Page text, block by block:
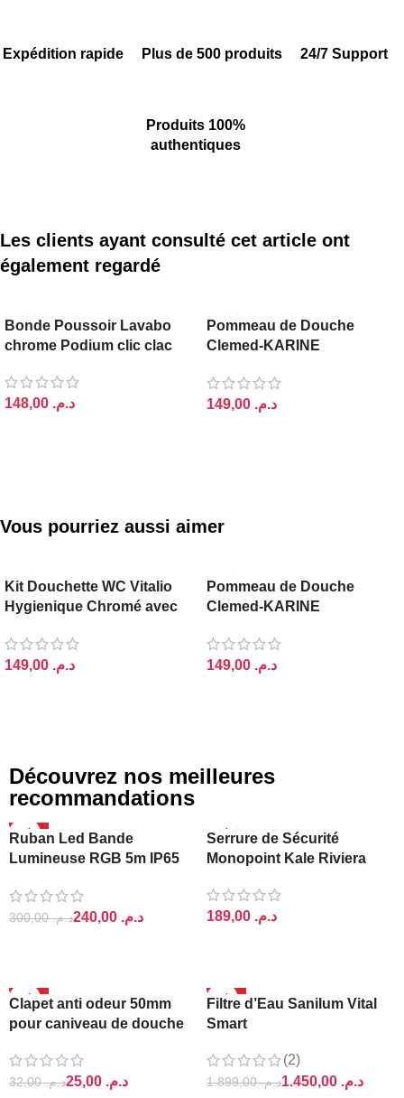
Expédition rapide Plus de 500 produits 24/7 Support
Produits 100%
authentiques
Les clients ayant consulté cet article ont
également regardé
PODIUM
Bonde Poussoir Lavabo
chrome Podium clic clac
د.م.
Pommeau de Douche
Clemed-KARINE
Rond Gris (Douchette)
د.م.
Vous pourriez aussi aimer
Kit Douchette WC Vitalio
Hygienique Chromé avec
د.م.
Pommeau de Douche
Clemed-KARINE
Rond Douchette
د.م.
Découvrez nos meilleures
recommandations
-20%
Ruban Led Bande
Lumineuse RGB 5m IP65
د.م.300,00 د.م.
Serrure de Sécurité
Monopoint Kale Riviera
د.م.
-22%
RUPTURE DE ST
OCK
Clapet anti odeur 50mm
pour caniveau de douche
د.م.32,00 د.م.
-24%
Filtre d’Eau Sanilum Vital
Smart
(2)
د.م.1.899,00 د.م.